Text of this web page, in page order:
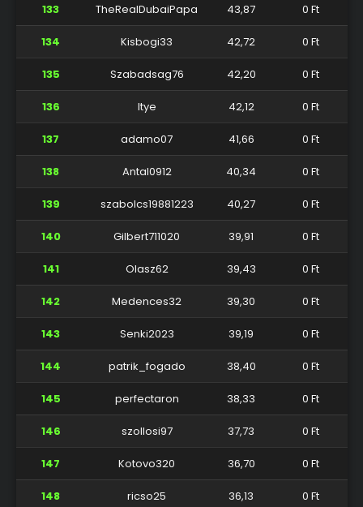
133 TheRealDubaiPapa 43,87 0 Ft
134 Kisbogi33 42,72 0 Ft
135 Szabadsag76 42,20 0 Ft
136 Itye 42,12 0 Ft
137 adamo07 41,66 0 Ft
138 Antal0912 40,34 0 Ft
139 szabolcs19881223 40,27 0 Ft
140 Gilbert711020 39,91 0 Ft
141 Olasz62 39,43 0 Ft
142 Medences32 39,30 0 Ft
143 Senki2023 39,19 0 Ft
144 patrik_fogado 38,40 0 Ft
145 perfectaron 38,33 0 Ft
146 szollosi97 37,73 0 Ft
147 Kotovo320 36,70 0 Ft
148 ricso25 36,13 0 Ft